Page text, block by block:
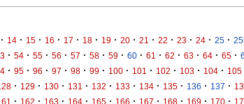
· 14 · 15 · 16 · 17 · 18 · 19 · 20 · 21 · 22 · 23 · 24 · 25 ·
· 54 · 55 · 56 · 57 · 58 · 59 · 60 · 61 · 62 · 63 · 64 · 65 ·
· 95 · 96 · 97 · 98 · 99 · 100 · 101 · 102 · 103 · 104 · 105
· 129 · 130 · 131 · 132 · 133 · 134 · 135 · 136 · 137 ·
· 162 · 163 · 164 · 165 · 166 · 167 · 168 · 169 · 170 ·